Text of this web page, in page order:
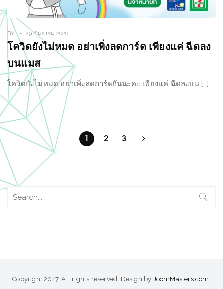
BY 29 กันยายน 2020
โควิดยังไม่หมด อย่าเพิ่งลดการ์ด เพียงแค่ ฉีดลง
บนแมส
โควิดยังไม่หมด อย่าเพิ่งลดการ์ดกันนะคะ เพียงแค่ ฉีดลงบน […]
1 2 3
Copyright 2017. All rights reserved. Design by JoomMasters.com.